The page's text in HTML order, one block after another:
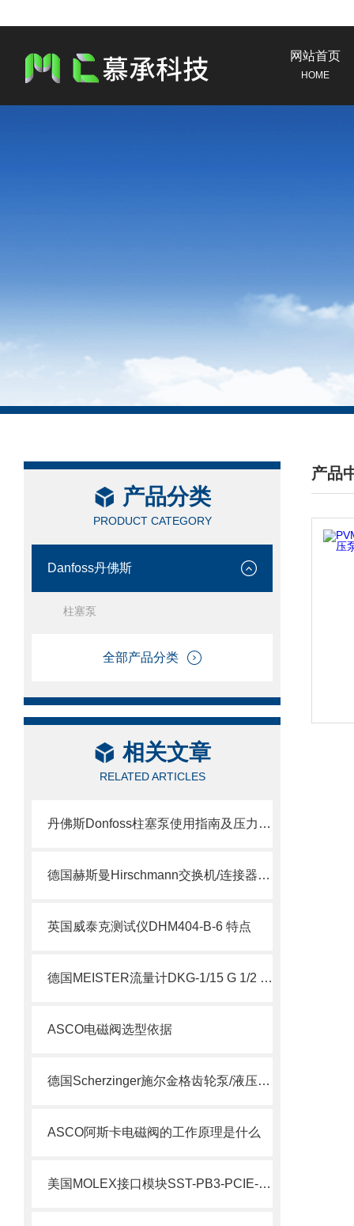
网站首页
HOME
产品分类
PRODUCT CATEGORY
Danfoss丹佛斯
柱塞泵
全部产品分类
相关文章
RELATED ARTICLES
丹佛斯Donfoss柱塞泵使用指南及压力调节教程
德国赫斯曼Hirschmann交换机/连接器介绍
英国威泰克测试仪DHM404-B-6 特点
德国MEISTER流量计DKG-1/15 G 1/2 VA NOC 说明
ASCO电磁阀选型依据
德国Scherzinger施尔金格齿轮泵/液压泵供应说明
ASCO阿斯卡电磁阀的工作原理是什么
美国MOLEX接口模块SST-PB3-PCIE-2 产品解析
产品
/